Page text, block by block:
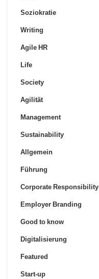
Soziokratie
Writing
Agile HR
Life
Society
Agilität
Management
Sustainability
Allgemein
Führung
Corporate Responsibility
Employer Branding
Good to know
Digitalisierung
Featured
Start-up